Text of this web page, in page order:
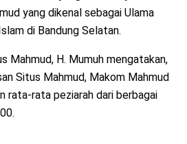
yang dikenal sebagai Ulama
di Bandung Selatan.
Mahmud, H. Mumuh mengatakan,
Situs Mahmud, Makom Mahmud
rata-rata peziarah dari berbagai